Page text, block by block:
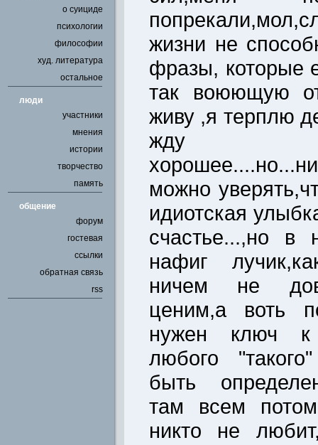
о суициде
психологии
философии
худ. литература
остальное
люди
участники
мнения
истории
творчество
память
общение
форум
гостевая
ссылки
обратная связь
rss
жизни не
фразы, которые
так воюющую
живу ,я терплю
жду
можно
идиотская
счастье...,но в
нафиг
ничем не
ценим,а воть
нужен ключ к
любого
быть
там всем
никто не